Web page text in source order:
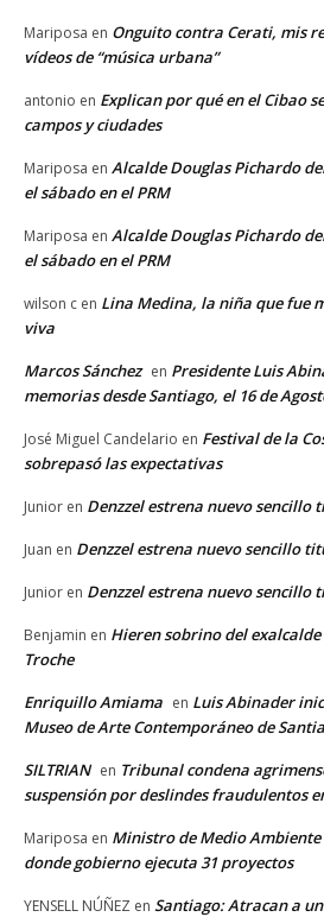
Mariposa en Onguito contra Cerati, mis
vídeos de “música urbana”
antonio en Explican por qué en el Cibao
campos y ciudades
Mariposa en Alcalde Douglas Pichardo
el sábado en el PRM
Mariposa en Alcalde Douglas Pichardo
el sábado en el PRM
wilson c en Lina Medina, la niña que fue
viva
Marcos Sánchez en Presidente Luis
memorias desde Santiago, el 16 de
José Miguel Candelario en Festival de la
sobrepasó las expectativas
Junior en Denzzel estrena nuevo sencillo
Juan en Denzzel estrena nuevo sencillo
Junior en Denzzel estrena nuevo sencillo
Benjamin en Hieren sobrino del
Troche
Enriquillo Amiama en Luis Abinader
Museo de Arte Contemporáneo de
SILTRIAN en Tribunal condena
suspensión por deslindes fraudulentos
Mariposa en Ministro de Medio
donde gobierno ejecuta 31 proyectos
YENSELL NÚÑEZ en Santiago: Atracan a